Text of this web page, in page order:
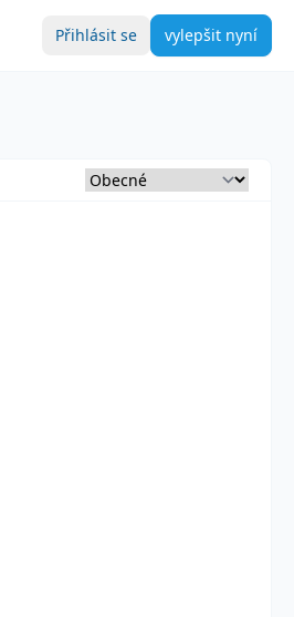
Přihlásit se vylepšit nyní